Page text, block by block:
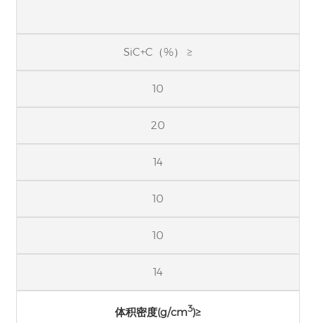
SiC+C（%） ≥
10
20
14
10
10
14
体积密度(g/cm3)≥